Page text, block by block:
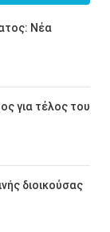
Νέα
για τέλος του
διοικούσας